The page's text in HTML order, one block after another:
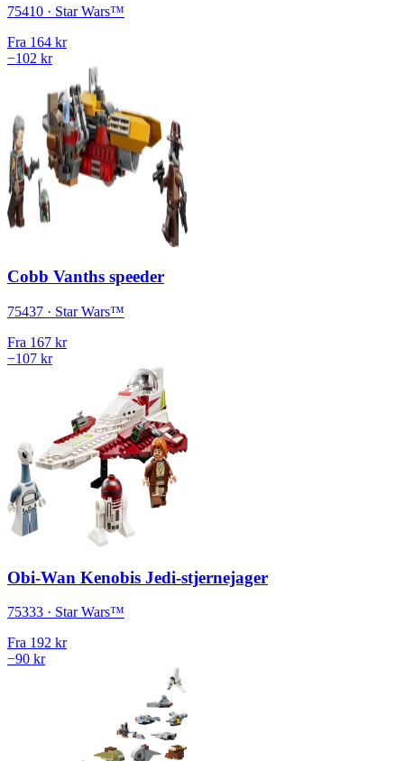
75410 · Star Wars™
Fra 164 kr
−102 kr
Cobb Vanths speeder
75437 · Star Wars™
Fra 167 kr
−107 kr
Obi-Wan Kenobis Jedi-stjernejager
75333 · Star Wars™
Fra 192 kr
−90 kr